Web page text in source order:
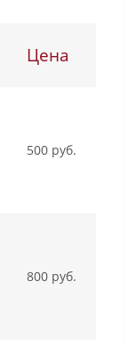
Цена
500 руб.
800 руб.